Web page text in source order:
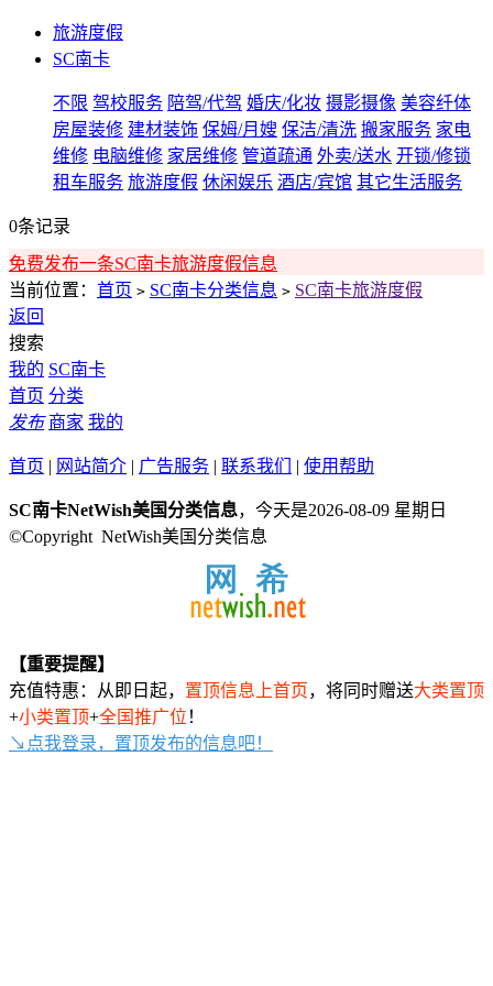
旅游度假
SC南卡
不限 驾校服务 陪驾/代驾 婚庆/化妆 摄影摄像 美容纤体
房屋装修 建材装饰 保姆/月嫂 保洁/清洗 搬家服务 家电
维修 电脑维修 家居维修 管道疏通 外卖/送水 开锁/修锁
租车服务 旅游度假 休闲娱乐 酒店/宾馆 其它生活服务
0条记录
免费发布一条SC南卡旅游度假信息
当前位置： 首页 > SC南卡分类信息 > SC南卡旅游度假
返回
搜索
我的 SC南卡
首页 分类
发布 商家 我的
首页 | 网站简介 | 广告服务 | 联系我们 | 使用帮助
SC南卡NetWish美国分类信息，今天是2026-08-09 星期日
©Copyright NetWish美国分类信息
【重要提醒】
充值特惠：从即日起， 置顶信息上首页，将同时赠送大类置顶
+小类置顶+全国推广位 ！
↘点我登录，置顶发布的信息吧！